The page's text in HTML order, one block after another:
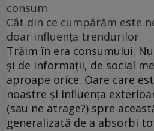
consum
Cât din ce cumpărăm este
doar influența trendurilor
Trăim în era consumului.
și de informații, de social
aproape orice. Oare care
noastre și influența
(sau ne atrage?) spre
generalizată de a absorbi